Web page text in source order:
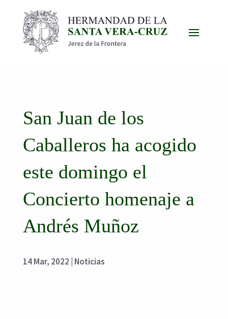
San Juan de los
Caballeros ha acogido
este domingo el
Concierto homenaje a
Andrés Muñoz
14 Mar, 2022 Noticias